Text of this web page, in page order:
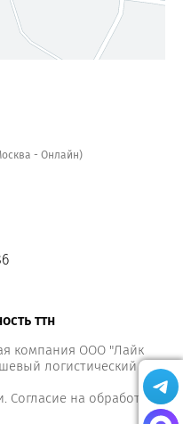
- Онлайн)
ттн
компания ООО "Лайк
логистический
на обработку